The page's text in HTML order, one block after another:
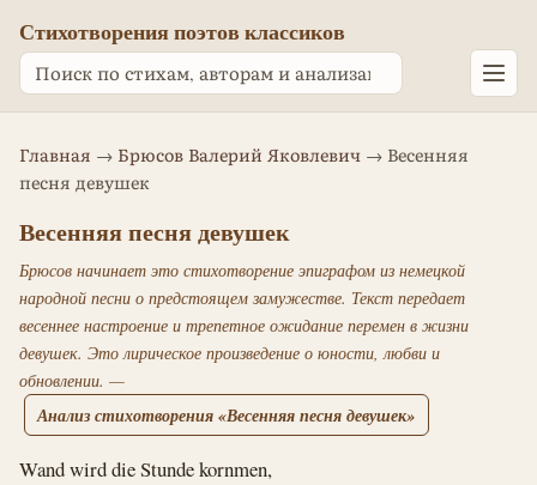
Стихотворения поэтов классиков
Главная → Брюсов Валерий Яковлевич → Весенняя
песня девушек
Весенняя песня девушек
Брюсов начинает это стихотворение эпиграфом из немецкой
народной песни о предстоящем замужестве. Текст передает
весеннее настроение и трепетное ожидание перемен в жизни
девушек. Это лирическое произведение о юности, любви и
обновлении. —
Анализ стихотворения «Весенняя песня девушек»
Wand wird die Stunde kornmen,